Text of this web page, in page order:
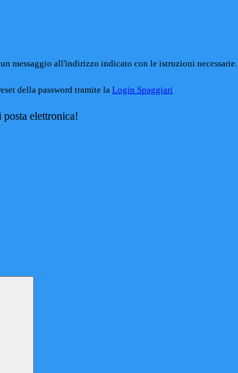
messaggio all'indirizzo indicato con le istruzioni necessarie.
della password tramite la Login Spaggiari
elettronica!